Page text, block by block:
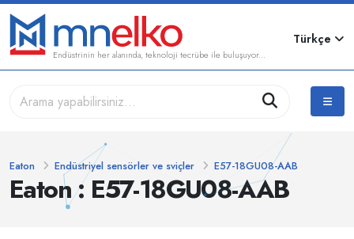
Endüstrinin her alanında, teknoloji tecrübe ile buluşuyor...
Türkçe
Eaton : E57-18GU08-AAB
Eaton Endüstriyel sensörler ve sviçler E57-18GU08-AAB